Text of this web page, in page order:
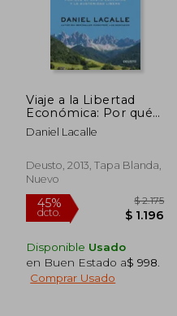
45%
dcto.
$ 1.639
Viaje a la Libertad
Económica: Por qué
el Gasto Esclaviza y la
Austeridad Libera
Daniel Lacalle
Deusto, 2013, Tapa Blanda,
Nuevo
Disponible Usado
en Buen Estado a$ 998
Comprar Usado